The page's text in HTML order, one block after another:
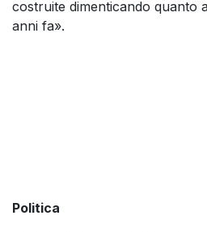
costruite dimenticando quanto
anni fa».
Politica